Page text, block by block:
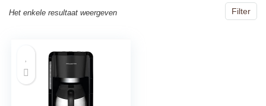
Filter
Het enkele resultaat weergeven